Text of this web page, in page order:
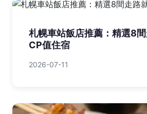
札幌車站飯店推薦：精選8
CP值住宿
2026-07-11